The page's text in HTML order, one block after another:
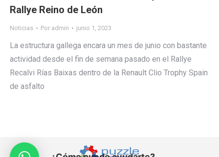
Rallye Reino de León
Noticias Por admin junio 1, 2023
La estructura gallega encara un mes de junio con bastante
actividad desde el fin de semana pasado en el Rallye
Recalvi Rías Baixas dentro de la Renault Clio Trophy Spain
de asfalto